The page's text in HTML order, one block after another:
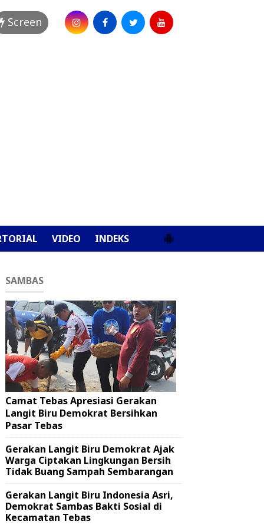
Screen
VIDEO INDEKS
SAMBAS
Camat Tebas Apresiasi Gerakan
Langit Biru Demokrat Bersihkan
Pasar Tebas
Gerakan Langit Biru Demokrat Ajak
Warga Ciptakan Lingkungan Bersih
Tidak Buang Sampah Sembarangan
Gerakan Langit Biru Indonesia Asri,
Demokrat Sambas Bakti Sosial di
Kecamatan Tebas